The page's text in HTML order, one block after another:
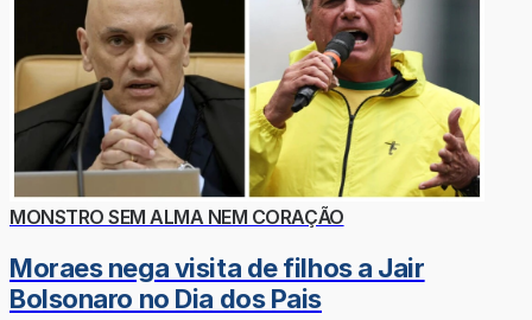
MONSTRO SEM ALMA NEM CORAÇÃO
Moraes nega visita de filhos a Jair
Bolsonaro no Dia dos Pais